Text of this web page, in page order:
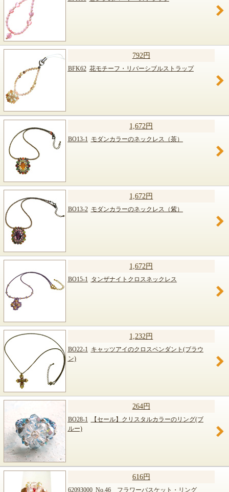
792円
BFK62 花モチーフ・リバーシブルストラップ
1,672円
BO13-1 モダンカラーのネックレス（茶）
1,672円
BO13-2 モダンカラーのネックレス（紫）
1,672円
BO15-1 タンザナイトクロスネックレス
1,232円
BO22-1 キャッツアイのクロスペンダント(ブラウ
ン)
264円
BO28-1
【セール】クリスタルカラーのリング(ブ
ルー)
616円
62093000 No.46 フラワーバスケット・リング